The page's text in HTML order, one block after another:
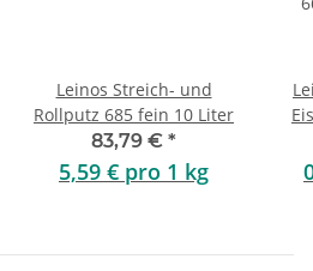
Leinos Streich- und
Rollputz 685 fein 10 Liter
83,79 € *
5,59 € pro 1 kg